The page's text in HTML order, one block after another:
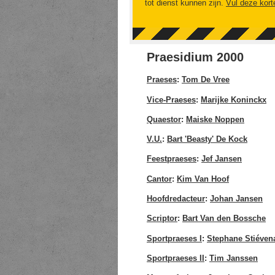
tot dienst kunnen zijn. Vul deze
Praesidium 2000
Praeses: Tom De Vree
Vice-Praeses: Marijke Koninckx
Quaestor: Maiske Noppen
V.U.: Bart 'Beasty' De Kock
Feestpraeses: Jef Jansen
Cantor: Kim Van Hoof
Hoofdredacteur: Johan Jansen
Scriptor: Bart Van den Bossche
Sportpraeses I: Stephane
Sportpraeses II : Tim Janssen